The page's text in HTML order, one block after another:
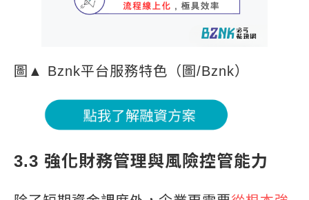
圖▲ Bznk平台服務特色（圖/Bznk）
3.3 強化財務管理與風險控管能力